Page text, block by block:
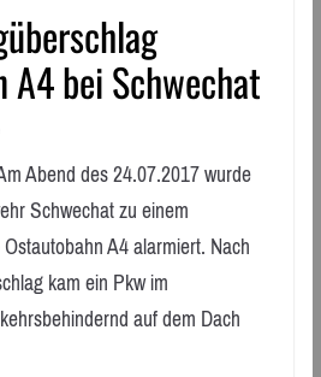
A4 bei Schwechat
Abend des 24.07.2017 wurde
Schwechat zu einem
A4 alarmiert. Nach
kam ein Pkw im
auf dem Dach